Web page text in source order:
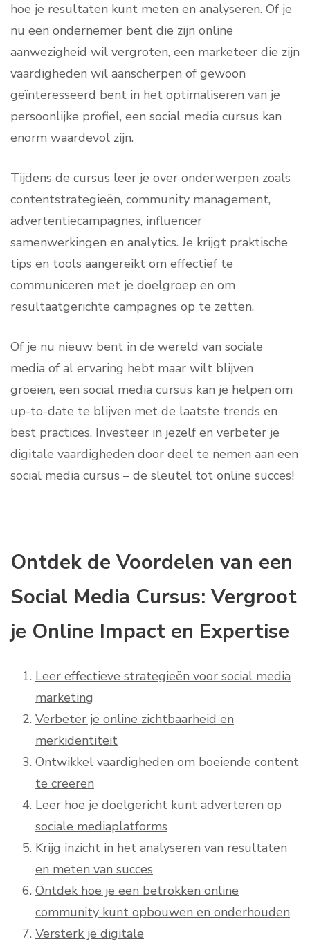
hoe je resultaten kunt meten en analyseren. Of je
nu een ondernemer bent die zijn online
aanwezigheid wil vergroten, een marketeer die zijn
vaardigheden wil aanscherpen of gewoon
geïnteresseerd bent in het optimaliseren van je
persoonlijke profiel, een social media cursus kan
enorm waardevol zijn.
Tijdens de cursus leer je over onderwerpen zoals
contentstrategieën, community management,
advertentiecampagnes, influencer
samenwerkingen en analytics. Je krijgt praktische
tips en tools aangereikt om effectief te
communiceren met je doelgroep en om
resultaatgerichte campagnes op te zetten.
Of je nu nieuw bent in de wereld van sociale
media of al ervaring hebt maar wilt blijven
groeien, een social media cursus kan je helpen om
up-to-date te blijven met de laatste trends en
best practices. Investeer in jezelf en verbeter je
digitale vaardigheden door deel te nemen aan een
social media cursus – de sleutel tot online succes!
Ontdek de Voordelen van een
Social Media Cursus: Vergroot
je Online Impact en Expertise
Leer effectieve strategieën voor social media
marketing
Verbeter je online zichtbaarheid en
merkidentiteit
Ontwikkel vaardigheden om boeiende content
te creëren
Leer hoe je doelgericht kunt adverteren op
sociale mediaplatforms
Krijg inzicht in het analyseren van resultaten
en meten van succes
Ontdek hoe je een betrokken online
community kunt opbouwen en onderhouden
Versterk je digitale